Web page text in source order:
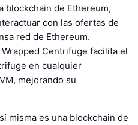
blockchain de Ethereum,
con las ofertas de
red de Ethereum.
Centrifuge facilita el
en cualquier
mejorando su
misma es una blockchain de